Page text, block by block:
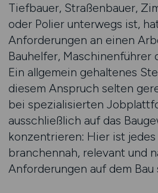
Tiefbauer, Straßenbauer,
oder Polier unterwegs ist,
Anforderungen an einen
Bauhelfer, Maschinenführer
Ein allgemein gehaltenes
diesem Anspruch selten
bei spezialisierten
ausschließlich auf das
konzentrieren: Hier ist
branchennah, relevant und
Anforderungen auf dem